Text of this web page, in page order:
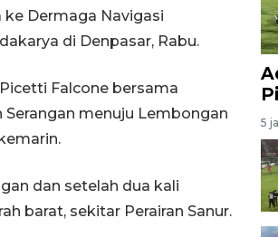
ke Dermaga Navigasi
di Denpasar, Rabu.
Falcone bersama
menuju Lembongan
dan setelah dua kali
barat, sekitar Perairan Sanur.
5